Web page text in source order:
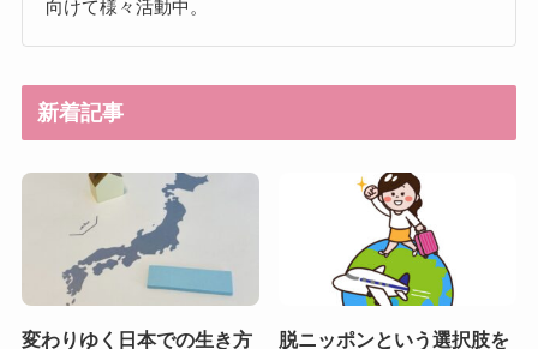
向けて様々活動中。
新着記事
変わりゆく日本での生き方
脱ニッポンという選択肢を